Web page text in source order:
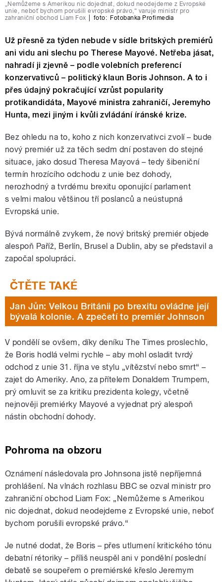
„Nemůžeme s Amerikou nic dojednat, dokud neodejdeme z Evropské
unie, neboť bychom porušili evropské právo,“ varuje ministr pro
zahraniční obchod Liam Fox
foto: Fotobanka Profimedia
Už přesně za týden nebude v sídle britských premiérů
ani vidu ani slechu po Therese Mayové. Netřeba jásat,
nahradí ji zjevně – podle volebních preferencí
konzervativců – politický klaun Boris Johnson. A to i
přes údajný pokračující vzrůst popularity
protikandidáta, Mayové ministra zahraničí, Jeremyho
Hunta, mezi jiným i kvůli zvládání íránské krize.
Bez ohledu na to, koho z nich konzervativci zvolí – bude
nový premiér už za těch sedm dní postaven do stejné
situace, jako dosud Theresa Mayová – tedy šibeniční
termín hrozícího odchodu z unie bez dohody,
nerozhodný a tvrdému brexitu oponující parlament
s velmi malou většinou tří poslanců a neústupná
Evropská unie.
Bývá normálně zvykem, že nový britský premiér objede
alespoň Paříž, Berlín, Brusel a Dublin, aby se představil a
započal spolupráci.
Jan Jůn: Velkou Británii po brexitu ovládne její
bývalá kolonie. A zpečetí to premiér Johnson
V pondělí se ovšem, díky deníku The Times proslechlo,
že Boris hodlá velmi rychle – aby mohl osladit tvrdý
odchod z unie 31. října ve stylu „vítězství nebo smrt“ –
zajet do Ameriky. Ano, za přítelem Donaldem Trumpem,
prý omluvit se za kritiku prezidenta kolegy, včetně
nejnověji premiérky Mayové a vyjednat prý alespoň
nástin obchodní dohody.
Pohroma na obzoru
Oznámení následovala pro Johnsona jistě nepříjemná
prohlášení. Na vlnách rozhlasu BBC se ozval ministr pro
zahraniční obchod Liam Fox: „Nemůžeme s Amerikou
nic dojednat, dokud neodejdeme z Evropské unie, neboť
bychom porušili evropské právo.“
Je nutné dodat, že Boris – přes utlumení kritického tónu
debatní rétoriky – příliš neuspěl ani v pondělní poslední
debatě se soupeřem o premiérské křeslo Jeremym